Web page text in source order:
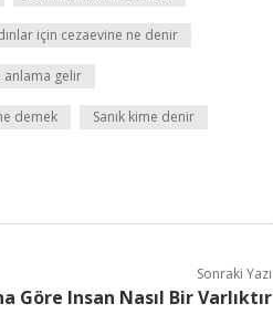
için cezaevine ne denir
anlama gelir
demek Sanık kime denir
Sonraki Yazı
Göre Insan Nasıl Bir Varlıktır